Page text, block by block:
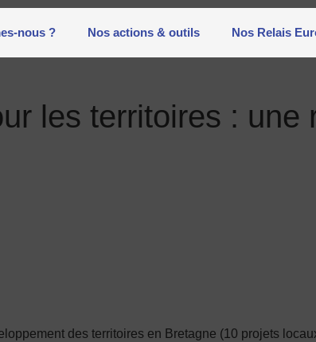
nous ? Nos actions & outils Nos Relais
les territoires : une
des territoires en Bretagne (10 projets